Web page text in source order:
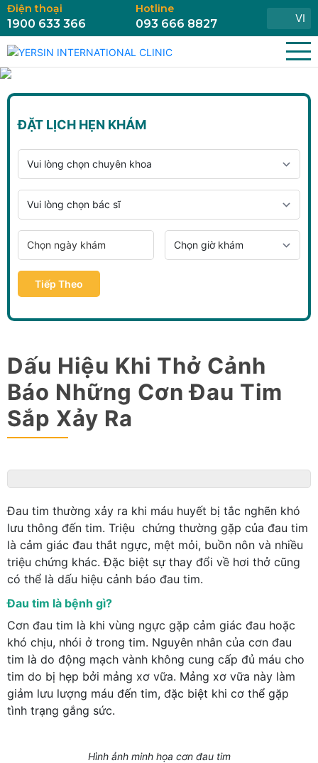
Điện thoại
1900 633 366
Hotline
093 666 8827 VI
ĐẶT LỊCH HẸN KHÁM
Tiếp Theo
Dấu Hiệu Khi Thở Cảnh
Báo Những Cơn Đau Tim
Sắp Xảy Ra
Đau tim thường xảy ra khi máu huyết bị tắc nghẽn khó
lưu thông đến tim. Triệu chứng thường gặp của đau tim
là cảm giác đau thắt ngực, mệt mỏi, buồn nôn và nhiều
triệu chứng khác. Đặc biệt sự thay đổi về hơi thở cũng
có thể là dấu hiệu cảnh báo đau tim.
Đau tim là bệnh gì?
Cơn đau tim là khi vùng ngực gặp cảm giác đau hoặc
khó chịu, nhói ở trong tim. Nguyên nhân của cơn đau
tim là do động mạch vành không cung cấp đủ máu cho
tim do bị hẹp bởi mảng xơ vữa. Mảng xơ vữa này làm
giảm lưu lượng máu đến tim, đặc biệt khi cơ thể gặp
tình trạng gắng sức.
Hình ảnh minh họa cơn đau tim